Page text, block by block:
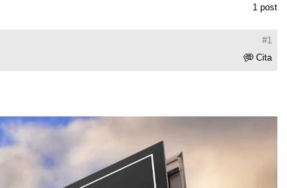
1 post
#1
Cita